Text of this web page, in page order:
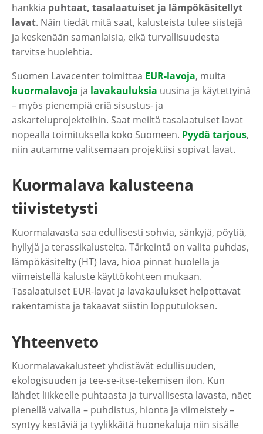
hankkia puhtaat, tasalaatuiset ja lämpökäsitellyt
lavat. Näin tiedät mitä saat, kalusteista tulee siistejä
ja keskenään samanlaisia, eikä turvallisuudesta
tarvitse huolehtia.
Suomen Lavacenter toimittaa EUR-lavoja, muita
kuormalavoja ja lavakauluksia uusina ja käytettyinä
– myös pienempiä eriä sisustus- ja
askarteluprojekteihin. Saat meiltä tasalaatuiset lavat
nopealla toimituksella koko Suomeen. Pyydä tarjous,
niin autamme valitsemaan projektiisi sopivat lavat.
Kuormalava kalusteena
tiivistetysti
Kuormalavasta saa edullisesti sohvia, sänkyjä, pöytiä,
hyllyjä ja terassikalusteita. Tärkeintä on valita puhdas,
lämpökäsitelty (HT) lava, hioa pinnat huolella ja
viimeistellä kaluste käyttökohteen mukaan.
Tasalaatuiset EUR-lavat ja lavakaulukset helpottavat
rakentamista ja takaavat siistin lopputuloksen.
Yhteenveto
Kuormalavakalusteet yhdistävät edullisuuden,
ekologisuuden ja tee-se-itse-tekemisen ilon. Kun
lähdet liikkeelle puhtaasta ja turvallisesta lavasta, näet
pienellä vaivalla – puhdistus, hionta ja viimeistely –
syntyy kestäviä ja tyylikkäitä huonekaluja niin sisälle